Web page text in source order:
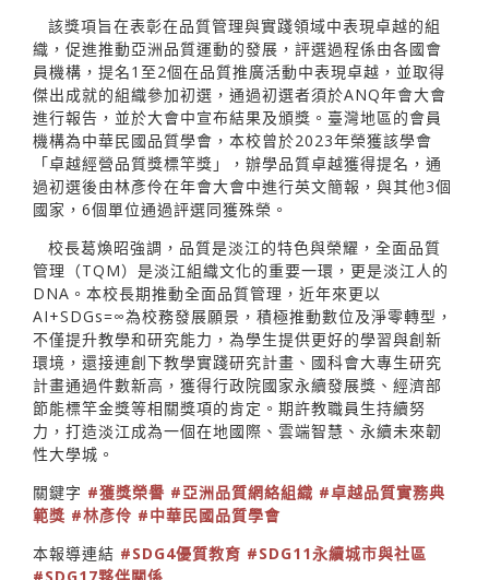
該獎項旨在表彰在品質管理與實踐領域中表現卓越的組
織，促進推動亞洲品質運動的發展，評選過程係由各國會
員機構，提名1至2個在品質推廣活動中表現卓越，並取得
傑出成就的組織參加初選，通過初選者須於ANQ年會大會
進行報告，並於大會中宣布結果及頒獎。臺灣地區的會員
機構為中華民國品質學會，本校曾於2023年榮獲該學會
「卓越經營品質獎標竿獎」，辦學品質卓越獲得提名，通
過初選後由林彥伶在年會大會中進行英文簡報，與其他3個
國家，6個單位通過評選同獲殊榮。
校長葛煥昭強調，品質是淡江的特色與榮耀，全面品質
管理（TQM）是淡江組織文化的重要一環，更是淡江人的
DNA。本校長期推動全面品質管理，近年來更以
AI+SDGs=∞為校務發展願景，積極推動數位及淨零轉型，
不僅提升教學和研究能力，為學生提供更好的學習與創新
環境，還接連創下教學實踐研究計畫、國科會大專生研究
計畫通過件數新高，獲得行政院國家永續發展獎、經濟部
節能標竿金獎等相關獎項的肯定。期許教職員生持續努
力，打造淡江成為一個在地國際、雲端智慧、永續未來韌
性大學城。
關鍵字 #獲獎榮譽 #亞洲品質網絡組織 #卓越品質實務典
範獎 #林彥伶 #中華民國品質學會
本報導連結 #SDG4優質教育 #SDG11永續城市與社區